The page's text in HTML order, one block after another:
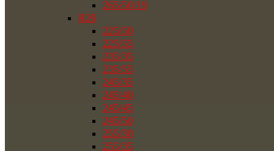
265/50/19
R20
225/50
225/55
235/35
235/55
245/35
245/40
245/45
245/50
255/30
255/35